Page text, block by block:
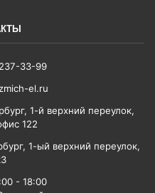
33-99
el.ru
, 1-й верхний переулок,
122
, 1-ый верхний переулок,
- 18:00